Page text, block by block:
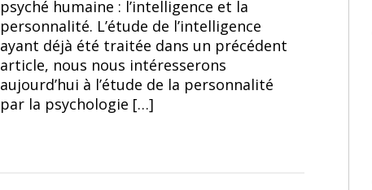
psyché humaine : l’intelligence et la
personnalité. L’étude de l’intelligence
ayant déjà été traitée dans un précédent
article, nous nous intéresserons
aujourd’hui à l’étude de la personnalité
par la psychologie […]